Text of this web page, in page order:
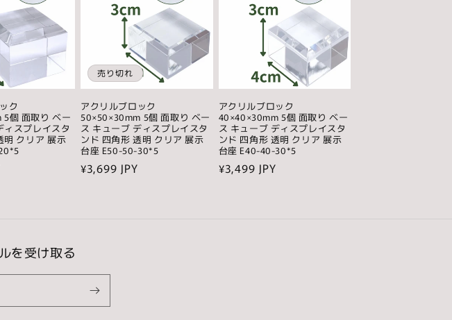
ク
5個 面取り ベー
ィスプレイスタ
明 クリア 展示
売り切れ
アクリルブロック
50×50×30mm 5個 面取り ベー
ス キューブ ディスプレイスタ
ンド 四角形 透明 クリア 展示
台座 E50-50-30*5
通
¥3,699 JPY
アクリルブロック
40×40×30mm 5個 面取り ベー
ス キューブ ディスプレイスタ
ンド 四角形 透明 クリア 展示
台座 E40-40-30*5
通
¥3,499 JPY
を受け取る